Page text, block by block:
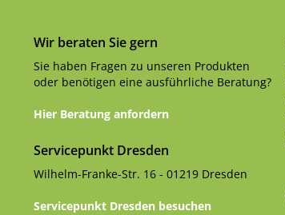
Wir beraten Sie gern
Sie haben Fragen zu unseren Produkten
oder benötigen eine ausführliche Beratung?
Hier Beratung anfordern
Servicepunkt Dresden
Wilhelm-Franke-Str. 16 - 01219 Dresden
Servicepunkt Dresden besuchen